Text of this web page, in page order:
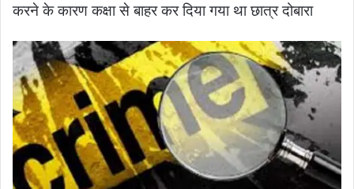
करने के कारण कक्षा से बाहर कर दिया गया था छात्र दोबारा